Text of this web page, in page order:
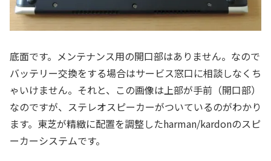
底面です。メンテナンス用の開口部はありません。なので
バッテリー交換をする場合はサービス窓口に相談しなくち
ゃいけません。それと、この画像は上部が手前（開口部）
なのですが、ステレオスピーカーがついているのがわかり
ます。東芝が精緻に配置を調整したharman/kardonのスピ
ーカーシステムです。